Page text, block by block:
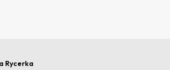
Rycerka